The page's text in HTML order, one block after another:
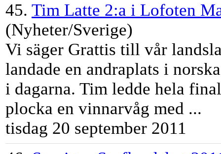
45. Tim Latte 2:a i Lofoten
(Nyheter/Sverige)
Vi säger Grattis till vår
landade en andraplats i
i dagarna. Tim ledde hela
plocka en vinnarvåg med ...
tisdag 20 september 2011